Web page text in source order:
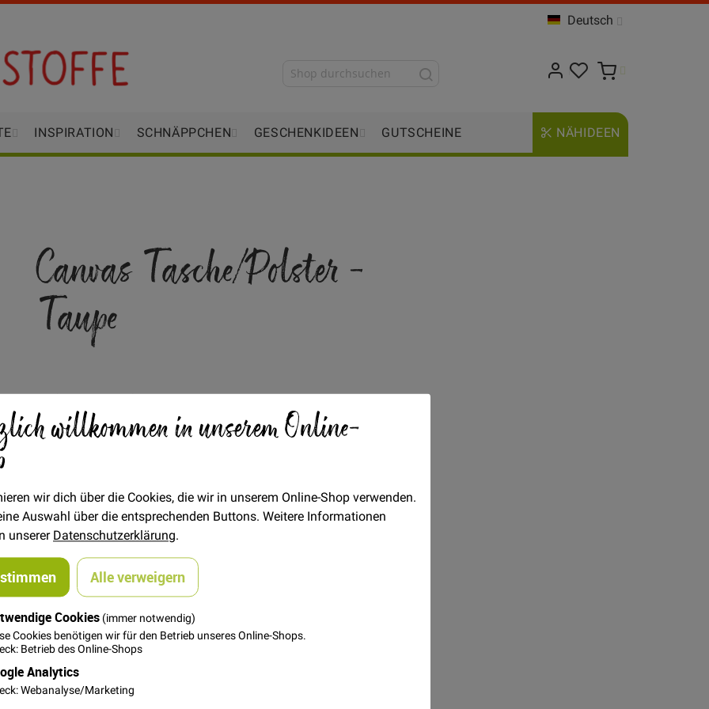
willkommen in unserem Online-
wir dich über die Cookies, die wir in unserem Online-Shop verwenden.
Auswahl über die entsprechenden Buttons. Weitere Informationen
unsererDatenschutzerklärung.
Alle verweigern
Cookies (immer notwendig)
Cookies benötigen wir für den Betrieb unseres Online-Shops.
Betrieb des Online-Shops
Analytics
Webanalyse/Marketing
Deutsch
INSPIRATION SCHNÄPPCHEN GESCHENKIDEEN GUTSCHEINE NÄHIDEEN
Canvas Tasche/Polster -
Taupe
VerfügbarkeitAuf Lager
€/METER(Freie Eingabe)
In den Warenkorb
dadurch ist er zum Polstern geeignet, macht sich aber